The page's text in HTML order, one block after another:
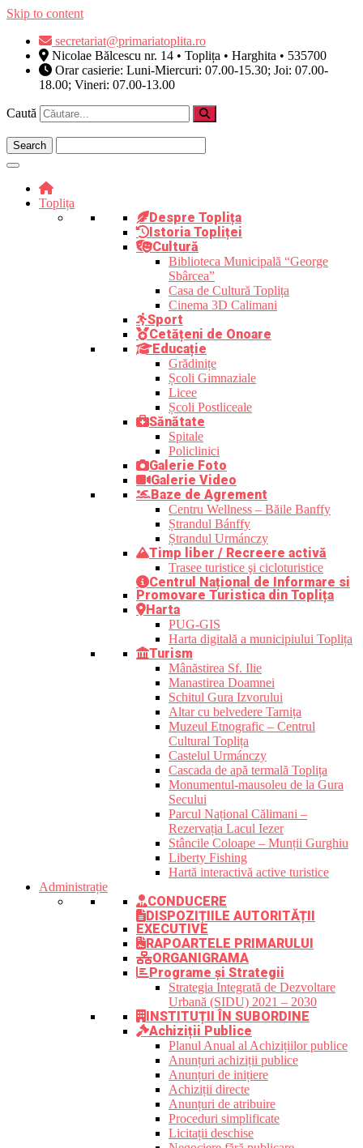
Skip to content
secretariat@primariatoplita.ro
Nicolae Bălcescu nr. 14 • Toplița • Harghita • 535700
Orar casierie: Luni-Miercuri: 07.00-15.30; Joi: 07.00-
18.00; Vineri: 07.00-13.00
Caută
Toplița
Despre Toplița
Istoria Topliței
Cultură
Biblioteca Municipală “George
Sbârcea”
Casa de Cultură Toplița
Cinema 3D Calimani
Sport
Cetățeni de Onoare
Educație
Grădinițe
Școli Gimnaziale
Licee
Școli Postliceale
Sănătate
Spitale
Policlinici
Galerie Foto
Galerie Video
Baze de Agrement
Centru Wellness – Băile Banffy
Ștrandul Bánffy
Ștrandul Urmánczy
Timp liber / Recreere activă
Trasee turistice şi cicloturistice
Centrul Național de Informare si
Promovare Turistica din Toplița
Harta
PUG-GIS
Harta digitală a municipiului Toplița
Turism
Mânăstirea Sf. Ilie
Manastirea Doamnei
Schitul Gura Izvorului
Altar cu belvedere Tarnița
Muzeul Etnografic – Centrul
Cultural Toplița
Castelul Urmánczy
Cascada de apă termală Toplița
Monumentul-mausoleu de la Gura
Secului
Parcul Național Călimani –
Rezervația Lacul Iezer
Stâncile Coloape – Munții Gurghiu
Liberty Fishing
Hartă interactivă active turistice
Administrație
CONDUCERE
DISPOZIȚIILE AUTORITĂȚII
EXECUTIVE
RAPOARTELE PRIMARULUI
ORGANIGRAMA
Programe și Strategii
Strategia Integrată de Dezvoltare
Urbană (SIDU) 2021 – 2030
INSTITUȚII ÎN SUBORDINE
Achiziții Publice
Planul Anual al Achizițiilor publice
Anunțuri achiziții publice
Anunțuri de inițiere
Achiziții directe
Anunțuri de atribuire
Proceduri simplificate
Licitații deschise